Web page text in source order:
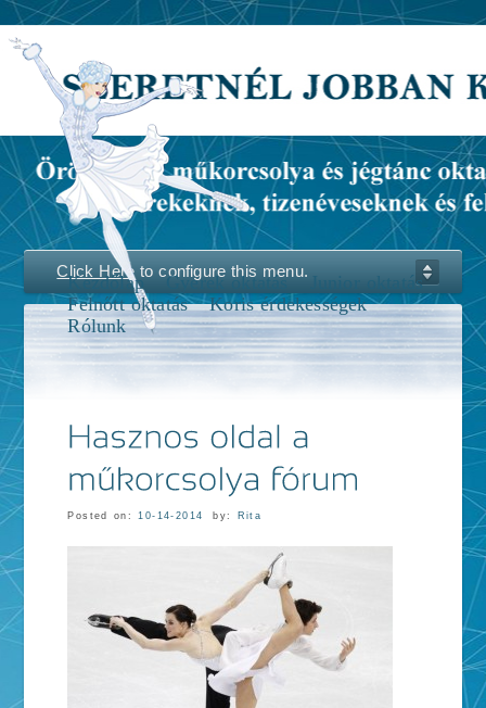
Kezdőlap Gyerek oktatás
Junior oktatás
Felnőtt oktatás
Koris érdekességek
Rólunk
Click Here to configure this menu.
Posted on:10-14-2014 by: Rita